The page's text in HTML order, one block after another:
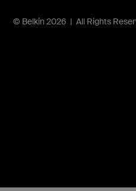
© Belkin 2026 | All Rights